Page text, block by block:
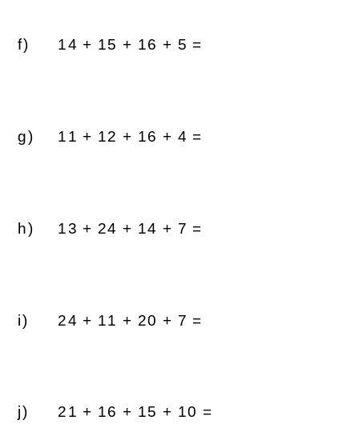
14 + 15 + 16 + 5 =
11 + 12 + 16 + 4 =
13 + 24 + 14 + 7 =
24 + 11 + 20 + 7 =
21 + 16 + 15 + 10 =